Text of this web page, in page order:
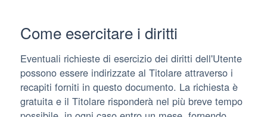
Come esercitare i diritti
Eventuali richieste di esercizio dei diritti dell'Utente
possono essere indirizzate al Titolare attraverso i
recapiti forniti in questo documento. La richiesta è
gratuita e il Titolare risponderà nel più breve tempo